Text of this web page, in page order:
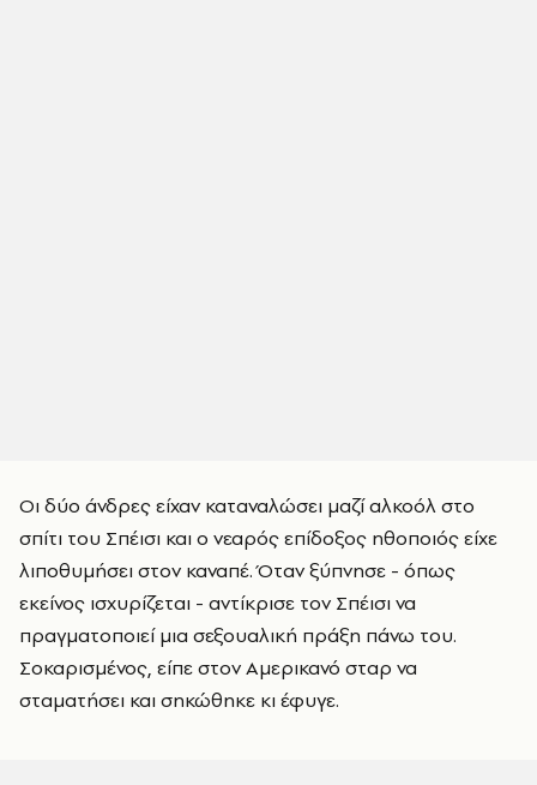
Οι δύο άνδρες είχαν καταναλώσει μαζί αλκοόλ στο
σπίτι του Σπέισι και ο νεαρός επίδοξος ηθοποιός είχε
λιποθυμήσει στον καναπέ. Όταν ξύπνησε - όπως
εκείνος ισχυρίζεται - αντίκρισε τον Σπέισι να
πραγματοποιεί μια σεξουαλική πράξη πάνω του.
Σοκαρισμένος, είπε στον Αμερικανό σταρ να
σταματήσει και σηκώθηκε κι έφυγε.